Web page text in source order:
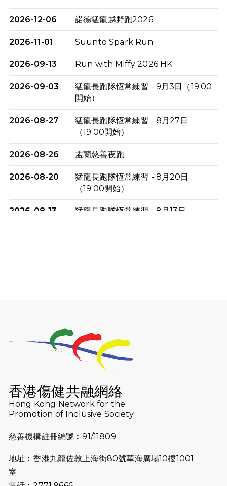
2026-12-06 諾德猛龍越野跑2026
2026-11-01 Suunto Spark Run
2026-09-13 Run with Miffy 2026 HK
2026-09-03
猛龍長跑隊恆常練習 - 9月3日（19:00
開始）
2026-08-27
猛龍長跑隊恆常練習 - 8月27日
（19:00開始）
2026-08-26 盂蘭慈善夜跑
2026-08-20
猛龍長跑隊恆常練習 - 8月20日
（19:00開始）
2026-08-13
猛龍長跑隊恆常練習 - 8月13日
2026-07-23
猛龍長跑隊恆常練習 - 7月23日
（19:00開始）
猛龍長跑隊恆常練習 - 7月16日
2026-07-10
【猛龍戈壁118公里分享暨香港傷健共
融網絡15周年晚宴】
2026-07-09
猛龍長跑隊恆常練習 - 7月9日（19:00
2026-07-02
香港傷健共融網絡
Hong Kong Network for the
Promotion of Inclusive Society
慈善機構註冊編號︰91/11809
地址︰香港九龍佐敦上海街80號華海廣場10樓1001
室